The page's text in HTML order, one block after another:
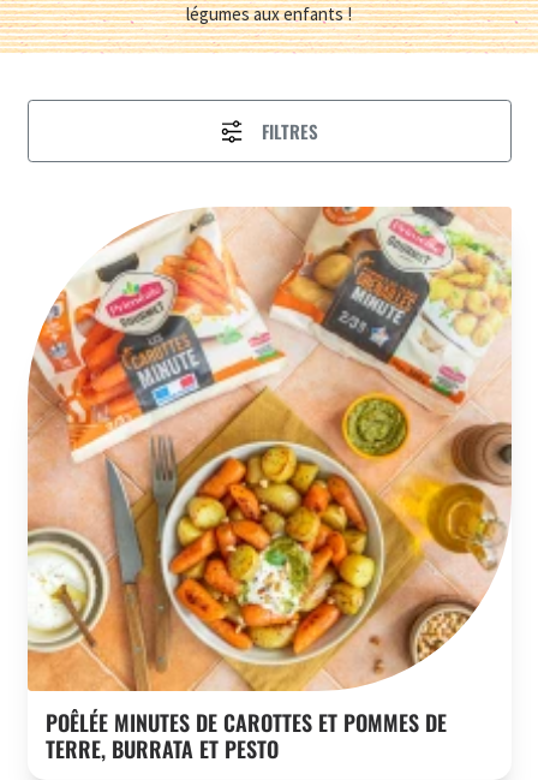
légumes aux enfants !
FILTRES
POÊLÉE MINUTES DE CAROTTES ET POMMES DE
TERRE, BURRATA ET PESTO